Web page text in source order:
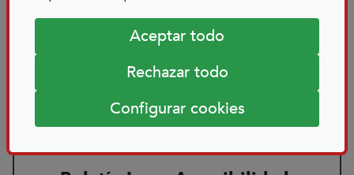
Aceptar todo
Rechazar todo
Configurar cookies